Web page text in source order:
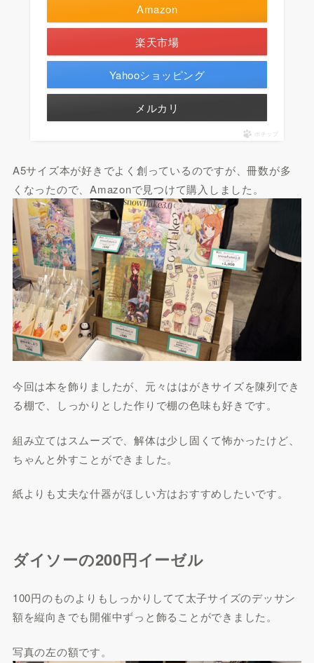
Amazon
楽天市場
Yahooショッピング
メルカリ
ポチップ
A5サイズ本が好きでよく創っているのですが、冊数が多
くなったので、Amazonで見つけて購入しました。
今回は本を飾りましたが、元々ははがきサイズを陳列でき
る棚で、しっかりとした作りで棚の色味も好きです。
組み立てはスムーズで、解体は少し固くて怖かったけど、
ちゃんと外すことができました。
紙よりも丈夫な什器がほしい方はおすすめしたいです。
ダイソーの200円イーゼル
100円のものよりもしっかりしてて太子サイズのデッサン
額を縦向きでも開催中ずっと飾ることができました。
写真の左の額です。